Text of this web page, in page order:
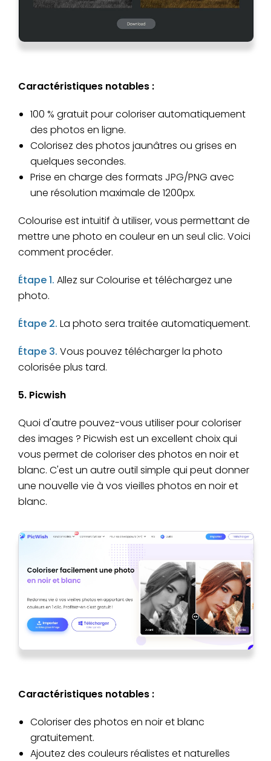
Caractéristiques notables :
100 % gratuit pour coloriser automatiquement
des photos en ligne.
Colorisez des photos jaunâtres ou grises en
quelques secondes.
Prise en charge des formats JPG/PNG avec
une résolution maximale de 1200px.
Colourise est intuitif à utiliser, vous permettant de
mettre une photo en couleur en un seul clic. Voici
comment procéder.
Étape 1. Allez sur Colourise et téléchargez une
photo.
Étape 2. La photo sera traitée automatiquement.
Étape 3. Vous pouvez télécharger la photo
colorisée plus tard.
5. Picwish
Quoi d'autre pouvez-vous utiliser pour coloriser
des images ? Picwish est un excellent choix qui
vous permet de coloriser des photos en noir et
blanc. C'est un autre outil simple qui peut donner
une nouvelle vie à vos vieilles photos en noir et
blanc.
Caractéristiques notables :
Coloriser des photos en noir et blanc
gratuitement.
Ajoutez des couleurs réalistes et naturelles